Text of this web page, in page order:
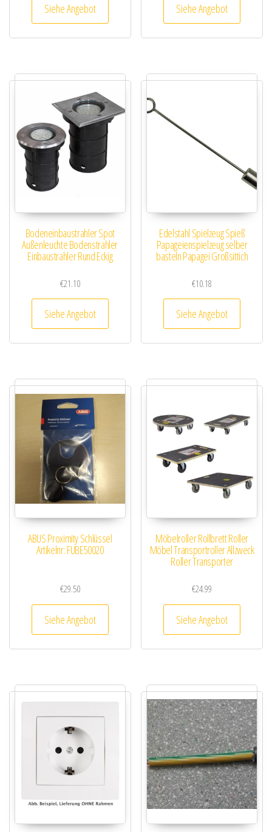
Siehe Angebot Siehe Angebot
Bodeneinbaustrahler Spot
Außenleuchte Bodenstrahler
Einbaustrahler Rund Eckig
€21.10
Siehe Angebot
Edelstahl Spielzeug Spieß
Papageienspielzeug selber
basteln Papagei Großsittich
€10.18
Siehe Angebot
ABUS Proximity Schlüssel
Artikelnr: FUBE50020
€29.50
Siehe Angebot
Möbelroller Rollbrett Roller
Möbel Transportroller Allzweck
Roller Transporter
€24.99
Siehe Angebot